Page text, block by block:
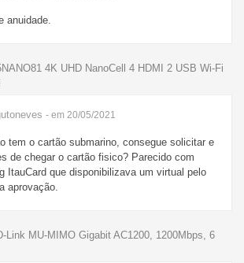
anuidade.
4K UHD NanoCell 4 HDMI 2 USB Wi-Fi
- em 20/05/2021
tem o cartão submarino, consegue solicitar e
de chegar o cartão fisico? Parecido com
ItauCard que disponibilizava um virtual pelo
aprovação.
Link MU-MIMO Gigabit AC1200, 1200Mbps, 6